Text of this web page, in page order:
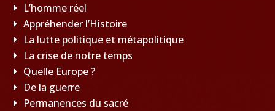
L’homme réel
Appréhender l’Histoire
La lutte politique et métapolitique
La crise de notre temps
Quelle Europe ?
De la guerre
Permanences du sacré